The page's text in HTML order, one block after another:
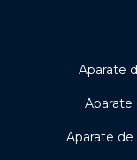
Aparate
Aparate